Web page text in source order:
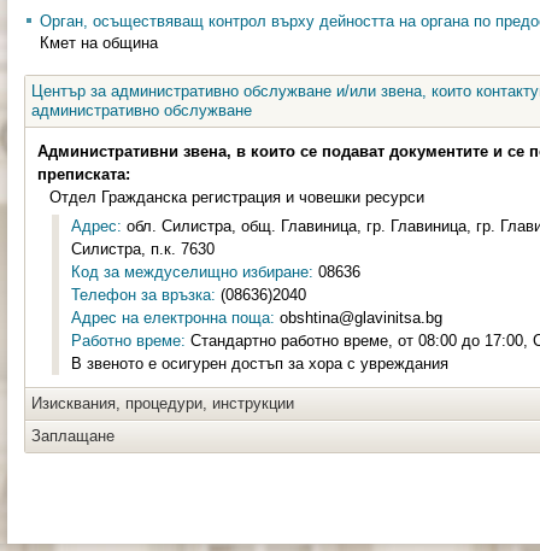
Орган, осъществяващ контрол върху дейността на органа по
Кмет на община
Център за административно обслужване и/или звена, които
административно обслужване
Административни звена, в които се подават документите и се
преписката:
Отдел Гражданска регистрация и човешки ресурси
Адрес: обл. Силистра, общ. Главиница, гр. Главиница, гр.
Силистра, п.к. 7630
Код за междуселищно избиране: 08636
Телефон за връзка: (08636)2040
Адрес на електронна поща: obshtina@glavinitsa.bg
Работно време: Стандартно работно време, от 08:00 до 17:00,
В звеното е осигурен достъп за хора с увреждания
Изисквания, процедури, инструкции
Заплащане